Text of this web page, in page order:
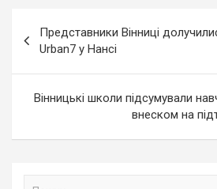
записів
Представники Вінниці
Urban7 у Нансі
Вінницькі школи підсумували
внеском на